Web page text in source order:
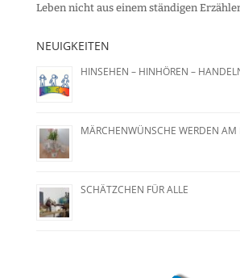
Leben nicht aus einem ständigen
NEUIGKEITEN
HINSEHEN – HINHÖREN –
MÄRCHENWÜNSCHE WERDEN AM
SCHÄTZCHEN FÜR ALLE